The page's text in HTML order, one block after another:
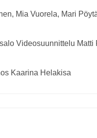
Mia Vuorela, Mari
Videosuunnittelu Matti
Kaarina Helakisa